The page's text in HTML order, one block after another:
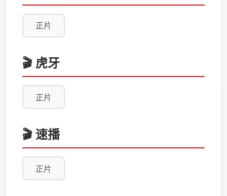
正片
🎬 虎牙
正片
🎬 速播
正片